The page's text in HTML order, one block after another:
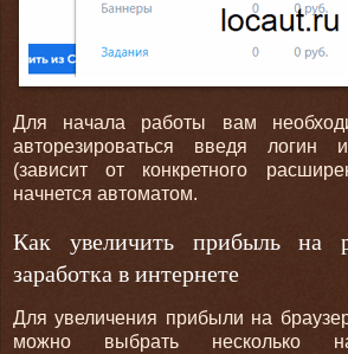
Для начала работы вам
авторезироваться введя
(зависит от конкретного
начнется автоматом.
Как увеличить прибыль на
заработка в интернете
Для увеличения прибыли на
можно выбрать несколько